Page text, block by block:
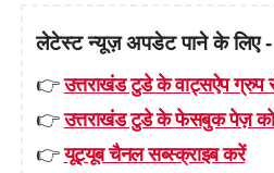
लेटेस्ट न्यूज़ अपडेट पाने के लिए -
👉उत्तराखंड टुडे के वाट्सऐप
👉उत्तराखंड टुडे के फेसबुक पेज़
👉यूट्यूब चैनल सब्स्क्राइब करें